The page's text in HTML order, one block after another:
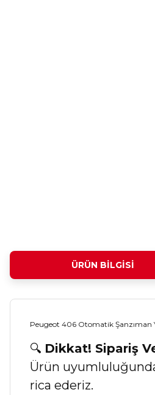
ÜRÜN BILGISI
Peugeot 406 Otomatik Şanzıman
🔍 Dikkat! Sipariş
Ürün
rica ederiz.